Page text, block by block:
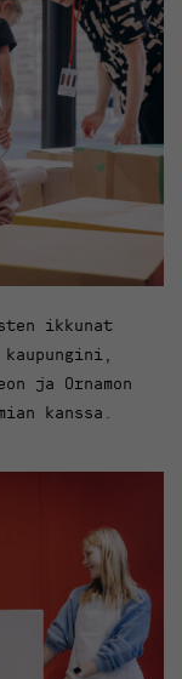
ikkunat
ja Ornamon
kanssa.